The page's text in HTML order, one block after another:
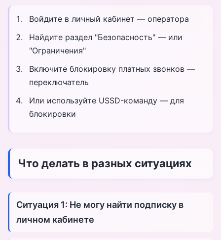
Войдите в личный кабинет — оператора
Найдите раздел "Безопасность" — или
"Ограничения"
Включите блокировку платных звонков —
переключатель
Или используйте USSD-команду — для
блокировки
Что делать в разных ситуациях
Ситуация 1: Не могу найти подписку в
личном кабинете